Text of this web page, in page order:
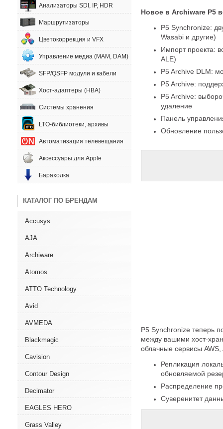
Анализаторы SDI, IP, HDR
Маршрутизаторы
Цветокоррекция и VFX
Управление медиа (MAM, DAM)
SFP/QSFP модули и кабели
Хост-адаптеры (HBA)
Системы хранения
LTO-библиотеки, архивы
Автоматизация телевещания
Аксессуары для Apple
Барахолка
КАТАЛОГ ПО БРЕНДАМ
Accusys
AJA
Archiware
Atomos
ATTO Technology
Avid
AVMEDA
Blackmagic
Cavision
Contour Design
Decimator
EAGLES HERO
Grass Valley
Новое в Archiware P5
P5 Synchronize:
Wasabi и другие)
Импорт проекта:
ALE)
P5 Archive DLM:
P5 Archive:
P5 Archive:
удаление
Панель
Обновление
P5 Synchronize теперь
между вашими хост-
облачные сервисы
Репликация
обновляемой
Распределение
Суверенитет